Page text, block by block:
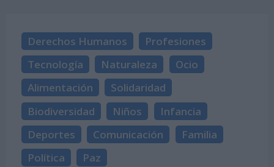
Derechos Humanos
Profesiones
Tecnología
Naturaleza
Ocio
Alimentación
Solidaridad
Biodiversidad
Niños
Infancia
Deportes
Comunicación
Familia
Política
Paz